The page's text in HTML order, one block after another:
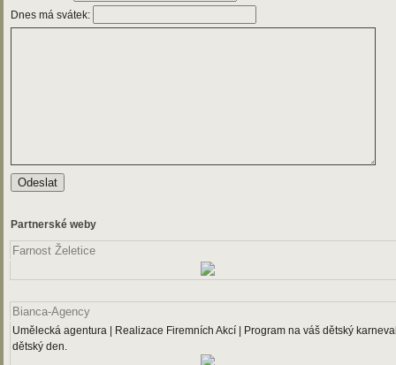
Dnes má svátek:
Partnerské weby
Farnost Želetice
Bianca-Agency
Umělecká agentura | Realizace Firemních Akcí | Program na váš dětský
dětský den.